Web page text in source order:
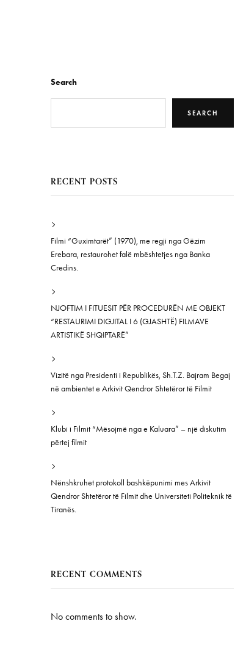
Search
SEARCH
RECENT POSTS
Filmi “Guximtarët” (1970), me regji nga Gëzim
Erebara, restaurohet falë mbështetjes nga Banka
Credins.
NJOFTIM I FITUESIT PËR PROCEDURËN ME OBJEKT
“RESTAURIMI DIGJITAL I 6 (GJASHTË) FILMAVE
ARTISTIKË SHQIPTARË”
Vizitë nga Presidenti i Republikës, Sh.T.Z. Bajram Begaj
në ambientet e Arkivit Qendror Shtetëror të Filmit
Klubi i Filmit “Mësojmë nga e Kaluara” – një diskutim
përtej filmit
Nënshkruhet protokoll bashkëpunimi mes Arkivit
Qendror Shtetëror të Filmit dhe Universiteti Politeknik të
Tiranës.
RECENT COMMENTS
No comments to show.